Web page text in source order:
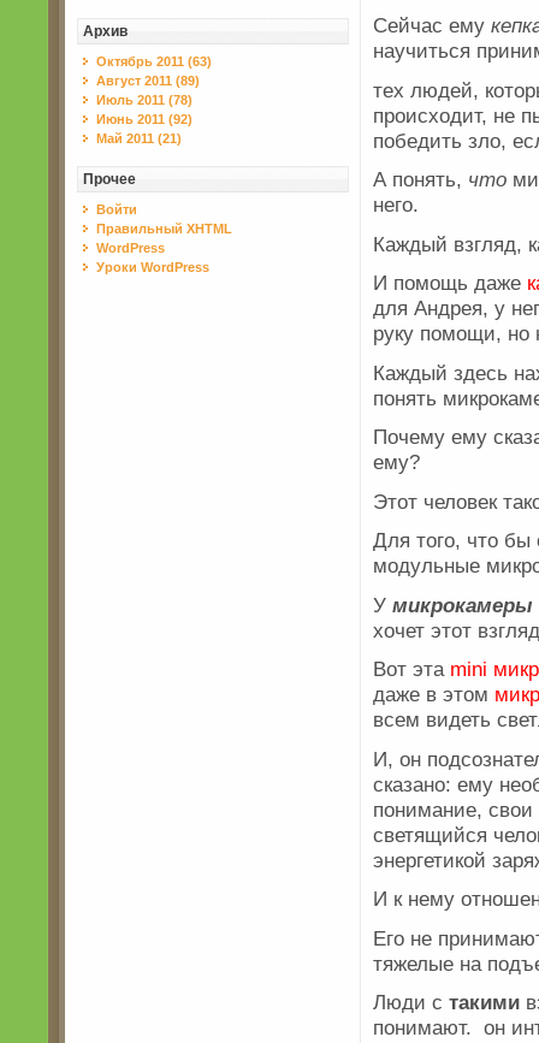
Архив
Октябрь 2011 (63)
Август 2011 (89)
Июль 2011 (78)
Июнь 2011 (92)
Май 2011 (21)
Прочее
Войти
Правильный XHTML
WordPress
Уроки WordPress
Сейчас ему
научиться
тех людей,
происходит, не
победить зло,
А понять, что
него.
Каждый взгляд,
И помощь даже
для Андрея, у
руку помощи, но
Каждый здесь
понять
Почему ему
ему?
Этот человек
Для того, что
модульные
У
хочет этот
Вот эта mini
даже в этом
всем видеть
И, он
сказано: ему
понимание,
светящийся
энергетикой
И к нему
Его не
тяжелые на
Люди с такими
понимают. он